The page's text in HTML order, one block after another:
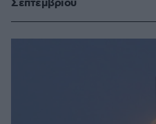
Σεπτεμβρίου